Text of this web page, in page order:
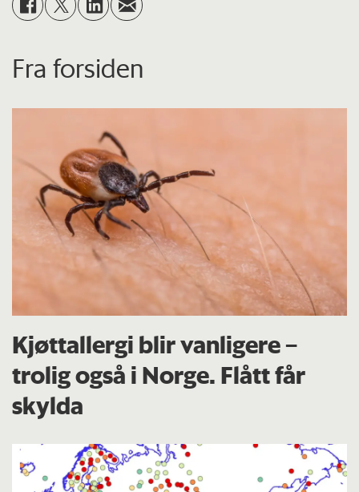
Fra forsiden
Kjøttallergi blir vanligere –
trolig også i Norge. Flått får
skylda